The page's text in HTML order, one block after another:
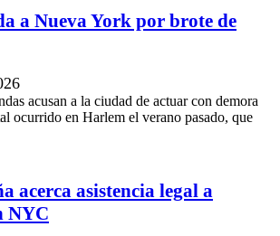
a Nueva York por brote de
acusan a la ciudad de actuar con demora
ocurrido en Harlem el verano pasado, que
acerca asistencia legal a
NYC